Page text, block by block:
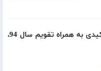
دانلود 365 پیام انگیزشی و عبارت تاکیدی به همراه تقویم سال 94،